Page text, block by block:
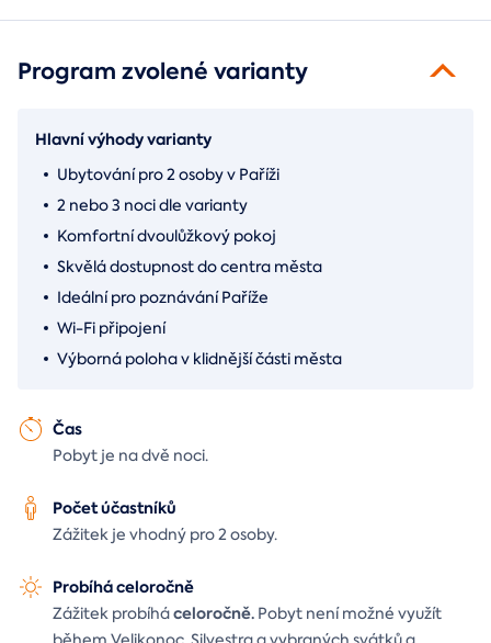
Program zvolené varianty
Hlavní výhody varianty
Ubytování pro 2 osoby v Paříži
2 nebo 3 noci dle varianty
Komfortní dvoulůžkový pokoj
Skvělá dostupnost do centra města
Ideální pro poznávání Paříže
Wi-Fi připojení
Výborná poloha v klidnější části města
Čas
Pobyt je na dvě noci.
Počet účastníků
Zážitek je vhodný pro 2 osoby.
Probíhá celoročně
Zážitek probíháceloročně. Pobyt není možné využít